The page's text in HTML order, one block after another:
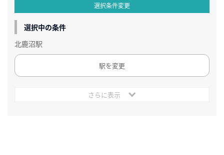
選択条件変更
選択中の条件
北鹿沼駅
駅を変更
さらに表示